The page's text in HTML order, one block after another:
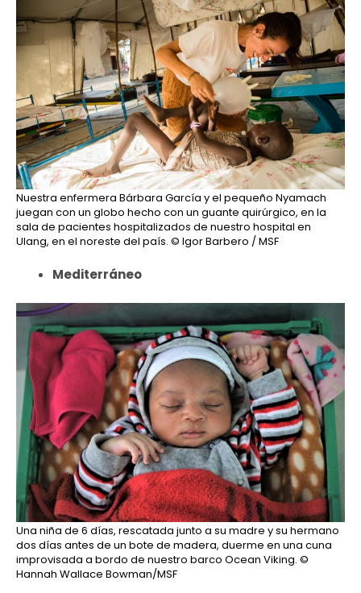
Nuestra enfermera Bárbara García y el pequeño Nyamach
juegan con un globo hecho con un guante quirúrgico, en la
sala de pacientes hospitalizados de nuestro hospital en
Ulang, en el noreste del país. © Igor Barbero / MSF
Mediterráneo
Una niña de 6 días, rescatada junto a su madre y su hermano
dos días antes de un bote de madera, duerme en una cuna
improvisada a bordo de nuestro barco Ocean Viking. ©
Hannah Wallace Bowman/MSF